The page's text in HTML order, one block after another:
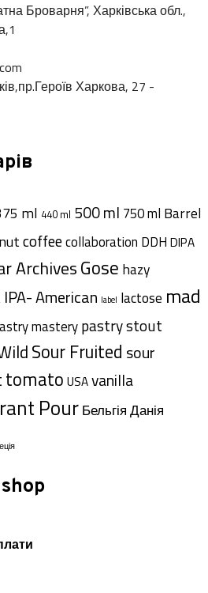
Броварня”, Харківська обл.,
Харкова, 27 -
ml 440 ml 500 ml 750 ml Barrel
coffeecollaboration DDH DIPA
ArchivesGose hazy
IPA- American label lactose mad
masterypastry stout
Sour Fruited sour
tomato USAvanilla
PourБельгіяДанія